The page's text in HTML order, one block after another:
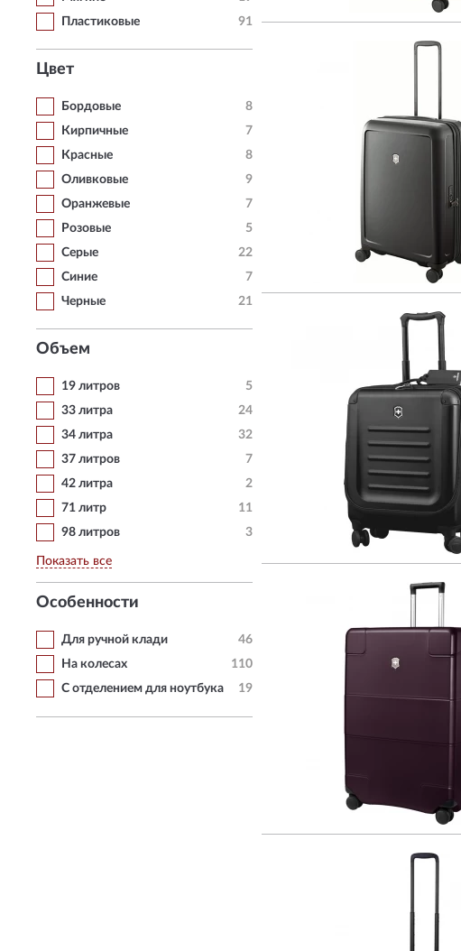
Пластиковые
91
Цвет
Бордовые
8
Кирпичные
7
Красные
8
Оливковые
9
Оранжевые
7
Розовые
5
Серые
22
Синие
7
Черные
21
Объем
19 литров
5
33 литра
24
34 литра
32
37 литров
7
42 литра
2
71 литр
11
98 литров
3
Показать все
Особенности
Для ручной клади
46
На колесах
110
С отделением для ноутбука
19